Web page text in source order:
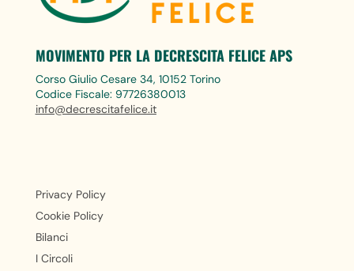
MOVIMENTO PER LA DECRESCITA FELICE APS
Corso Giulio Cesare 34, 10152 Torino
Codice Fiscale: 97726380013
info@decrescitafelice.it
Privacy Policy
Cookie Policy
Bilanci
I Circoli